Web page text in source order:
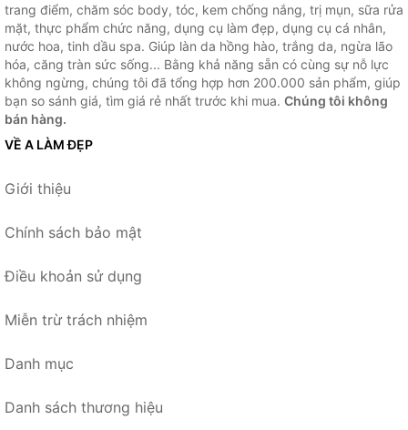
trang điểm, chăm sóc body, tóc, kem chống nắng, trị mụn, sữa rửa
mặt, thực phẩm chức năng, dụng cụ làm đẹp, dụng cụ cá nhân,
nước hoa, tinh dầu spa. Giúp làn da hồng hào, trắng da, ngừa lão
hóa, căng tràn sức sống... Bằng khả năng sẵn có cùng sự nỗ lực
không ngừng, chúng tôi đã tổng hợp hơn 200.000 sản phẩm, giúp
bạn so sánh giá, tìm giá rẻ nhất trước khi mua. Chúng tôi không
bán hàng.
VỀ A LÀM ĐẸP
Giới thiệu
Chính sách bảo mật
Điều khoản sử dụng
Miễn trừ trách nhiệm
Danh mục
Danh sách thương hiệu